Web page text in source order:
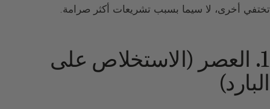
تختفي أخرى، لا سيما بسبب تشريعات أكثر صرامة.
1. العصر (الاستخلاص على
البارد)